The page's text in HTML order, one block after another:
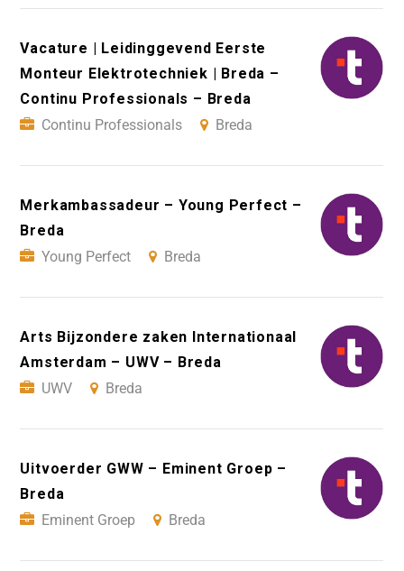
Vacature | Leidinggevend Eerste
Monteur Elektrotechniek | Breda –
Continu Professionals – Breda
Continu Professionals
Breda
Merkambassadeur – Young Perfect –
Breda
Young Perfect
Breda
Arts Bijzondere zaken Internationaal
Amsterdam – UWV – Breda
UWV
Breda
Uitvoerder GWW – Eminent Groep –
Breda
Eminent Groep
Breda